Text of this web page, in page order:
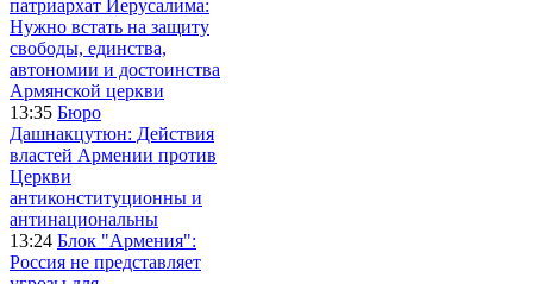
патриархат Иерусалима:
Нужно встать на защиту
свободы, единства,
автономии и достоинства
Армянской церкви
13:35 Бюро
Дашнакцутюн: Действия
властей Армении против
Церкви
антиконституционны и
антинациональны
13:24 Блок "Армения":
Россия не представляет